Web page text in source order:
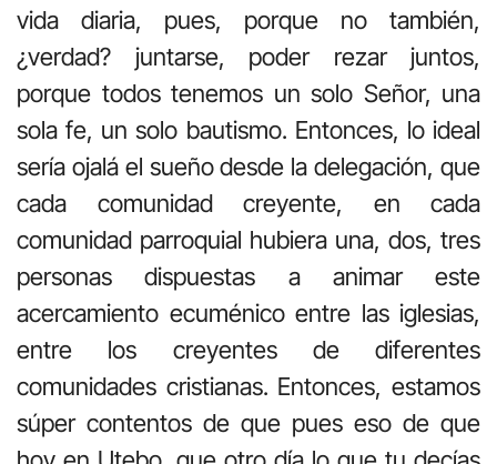
vida diaria, pues, porque no también,
¿verdad? juntarse, poder rezar juntos,
porque todos tenemos un solo Señor, una
sola fe, un solo bautismo. Entonces, lo ideal
sería ojalá el sueño desde la delegación, que
cada comunidad creyente, en cada
comunidad parroquial hubiera una, dos, tres
personas dispuestas a animar este
acercamiento ecuménico entre las iglesias,
entre los creyentes de diferentes
comunidades cristianas. Entonces, estamos
súper contentos de que pues eso de que